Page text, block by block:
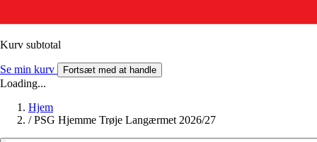
Kurv subtotal
Se min kurv Fortsæt med at handle
Loading...
Hjem
/ PSG Hjemme Trøje Langærmet 2026/27